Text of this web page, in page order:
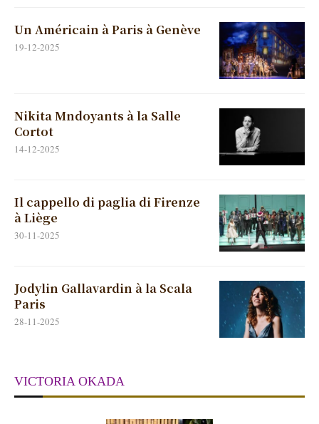
Un Américain à Paris à Genève
19-12-2025
Nikita Mndoyants à la Salle
Cortot
14-12-2025
Il cappello di paglia di Firenze
à Liège
30-11-2025
Jodylin Gallavardin à la Scala
Paris
28-11-2025
VICTORIA OKADA